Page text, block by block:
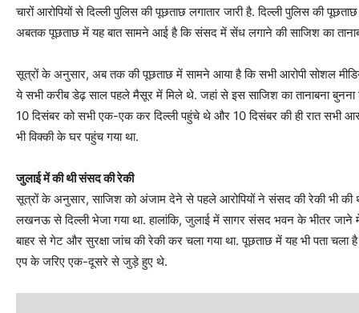
चारों आरोपियों से दिल्‍ली पुलिस की पूछताछ लगातार जारी है. दिल्‍ली पुलिस की
अबतक पूछताछ में यह बात सामने आई है कि संसद में सेंध लगाने की साजिश का
सूत्रों के अनुसार, अब तक की पूछताछ में सामने आया है कि सभी आरोपी सोशल
ये सभी करीब डेढ़ साल पहले मैसूर में मिले थे. जहां से इस साजिश का तानाबना
10 दिसंबर को सभी एक-एक कर दिल्‍ली पहुंचे थे और 10 दिसंबर की ही रात सभी
भी विक्‍की के घर पहुंच गया था.
जुलाई में की थी संसद की रेकी
सूत्रों के अनुसार, साजिश को अंजाम देने से पहले आरोपियों ने संसद की रेकी भी
लखनऊ से दिल्‍ली भेजा गया था. हालांकि, जुलाई में सागर संसद भवन के भीतर
बाहर से गेट और सुरक्षा जांच की रेकी कर चला गया था. पूछताछ में यह भी पता
एप के जरिए एक-दूसरे से जुड़े हुए थे.